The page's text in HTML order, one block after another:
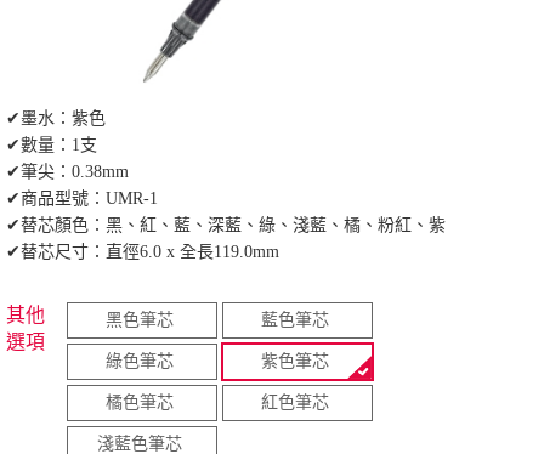
✔墨水：紫色
✔數量：1支
✔筆尖：0.38mm
✔商品型號：UMR-1
✔替芯顏色：黑、紅、藍、深藍、綠、淺藍、橘、粉紅、紫
✔替芯尺寸：直徑6.0 x 全長119.0mm
其他
選項
黑色筆芯 藍色筆芯
綠色筆芯 紫色筆芯
橘色筆芯 紅色筆芯
淺藍色筆芯